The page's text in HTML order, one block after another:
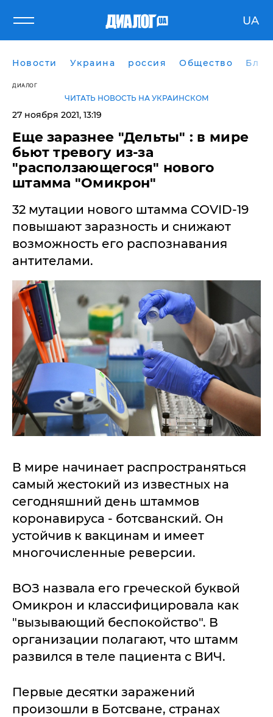
UA
Новости Украина россия Общество
ДИАЛОГ
ЧИТАТЬ НОВОСТЬ НА УКРАИНСКОМ
27 ноября 2021, 13:19
Еще заразнее "Дельты" : в мире
бьют тревогу из-за
"расползающегося" нового
штамма "Омикрон"
32 мутации нового штамма COVID-19
повышают заразность и снижают
возможность его распознавания
антителами.
В мире начинает распространяться
самый жестокий из известных на
сегодняшний день штаммов
коронавируса - ботсванский. Он
устойчив к вакцинам и имеет
многочисленные реверсии.
ВОЗ назвала его греческой буквой
Омикрон и классифицировала как
"вызывающий беспокойство". В
организации полагают, что штамм
развился в теле пациента с ВИЧ.
Первые десятки заражений
произошли в Ботсване, странах